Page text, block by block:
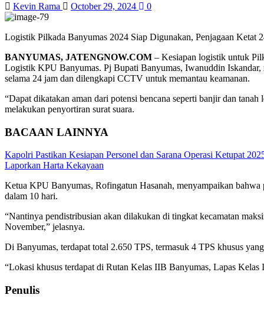
Kevin Rama October 29, 2024 0
Logistik Pilkada Banyumas 2024 Siap Digunakan, Penjagaan Ketat
BANYUMAS, JATENGNOW.COM – Kesiapan logistik untuk
Logistik KPU Banyumas. Pj Bupati Banyumas, Iwanuddin
selama 24 jam dan dilengkapi CCTV untuk memantau keamanan.
“Dapat dikatakan aman dari potensi bencana seperti banjir dan
melakukan penyortiran surat suara.
BACAAN LAINNYA
Kapolri Pastikan Kesiapan Personel dan Sarana Operasi Ketupat
Laporkan Harta Kekayaan
Ketua KPU Banyumas, Rofingatun Hasanah, menyampaikan
dalam 10 hari.
“Nantinya pendistribusian akan dilakukan di tingkat kecamatan
November,” jelasnya.
Di Banyumas, terdapat total 2.650 TPS, termasuk 4 TPS khusus
“Lokasi khusus terdapat di Rutan Kelas IIB Banyumas, Lapas
Penulis